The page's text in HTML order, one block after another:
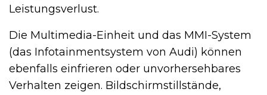
Leistungsverlust.
Die Multimedia-Einheit und das MMI-System
(das Infotainmentsystem von Audi) können
ebenfalls einfrieren oder unvorhersehbares
Verhalten zeigen. Bildschirmstillstände,